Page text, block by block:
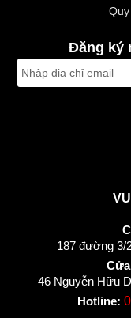
Đăng ký
187 đường 3/
46 Nguyễn Hữu
Hotline: